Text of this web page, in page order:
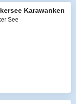
Karawanken
See